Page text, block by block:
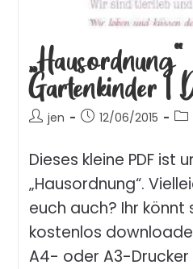
Gartenkinder |
jen 12/06/2015
Dieses kleine PDF ist
„Hausordnung“.
euch auch? Ihr könnt
kostenlos
A4- oder A3-Drucker